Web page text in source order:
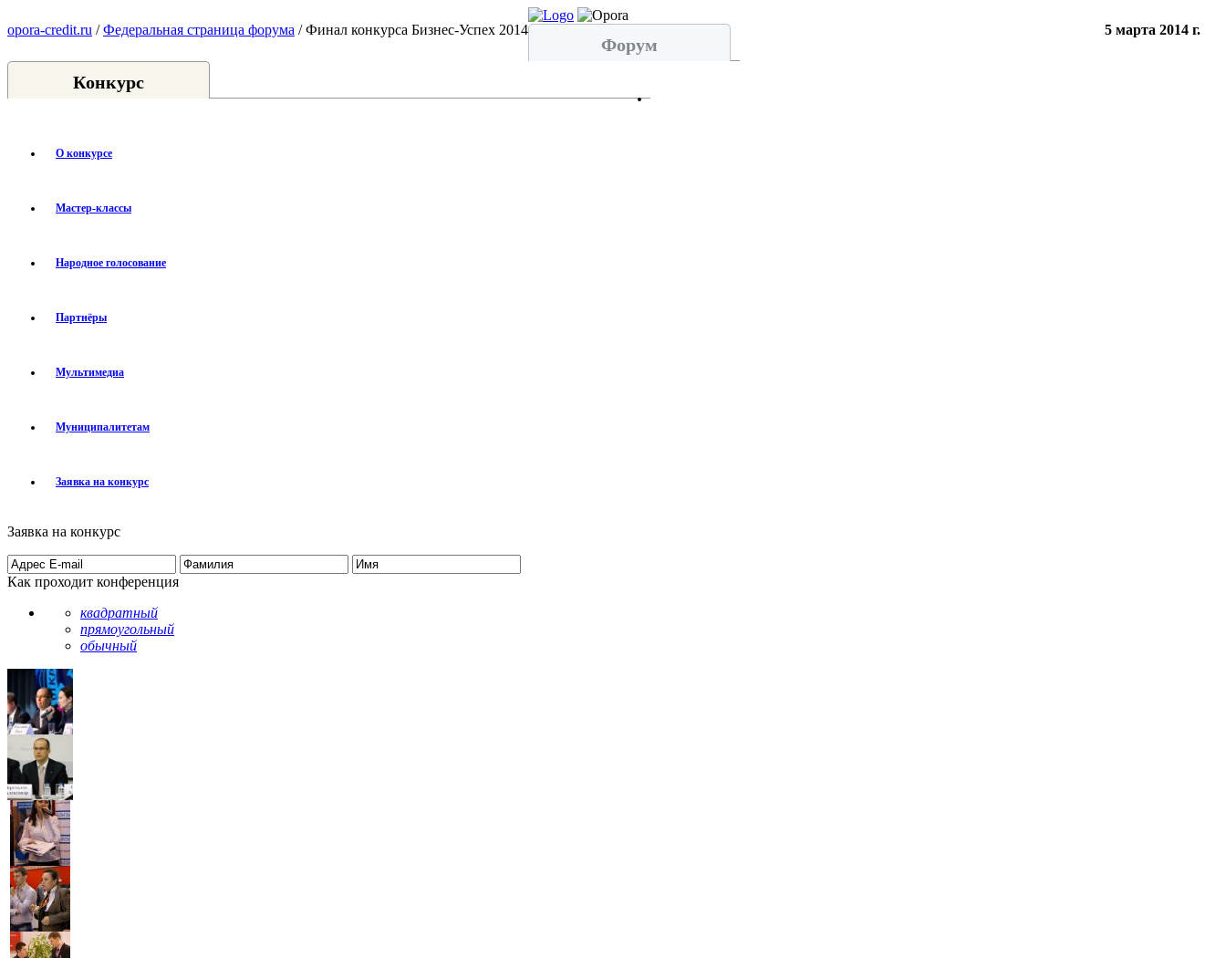
opora-credit.ru /Федеральная страница форума / Финал конкурса Бизнес-Успех 2014 5 марта 2014 г.
Форум
Конкурс
О конкурсе
Мастер-классы
Народное голосование
Партнёры
Мультимедиа
Муниципалитетам
Заявка на конкурс
Заявка на конкурс
Как проходит конференция
квадратный
прямоугольный
обычный